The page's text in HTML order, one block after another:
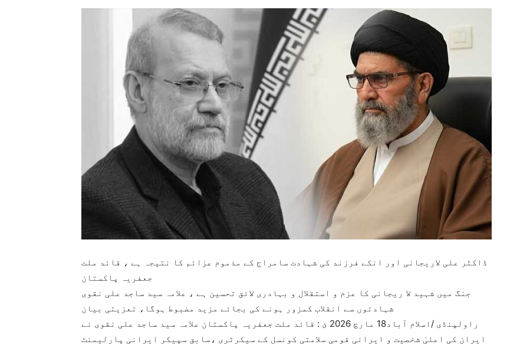
ڈاکٹر علی لاریجانی اور انکے فرزند کی شہادت سامراج کے مذموم عزائم کا نتیجہ ہے ، قائد ملت
جعفریہ پاکستان
جنگ میں شہید لا ریجانی کا عزم و استقلال و بہادری لائق تحسین ہے ، علامہ سید ساجد علی نقوی
شہادتوں سے انقلاب کمزور ہونے کی بجائے مزید مضبوط ہوگا، تعزیتی بیان
راولپنڈی /اسلام آباد18 مارچ 2026 ئ : قائد ملت جعفریہ پاکستان علامہ سید ساجد علی نقوی نے
ایران کی اعلیٰ شخصیت و ایرانی قومی سلامتی کونسل کے سیکرٹری ،سابق سپیکر ایرانی پارلیمنٹ